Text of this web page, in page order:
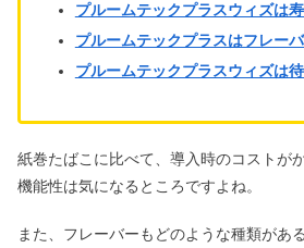
プルームテックプラスウィズは
プルームテックプラスはフレー
プルームテックプラスウィズは
紙巻たばこに比べて、導入時のコストが
機能性は気になるところですよね。
また、フレーバーもどのような種類があ